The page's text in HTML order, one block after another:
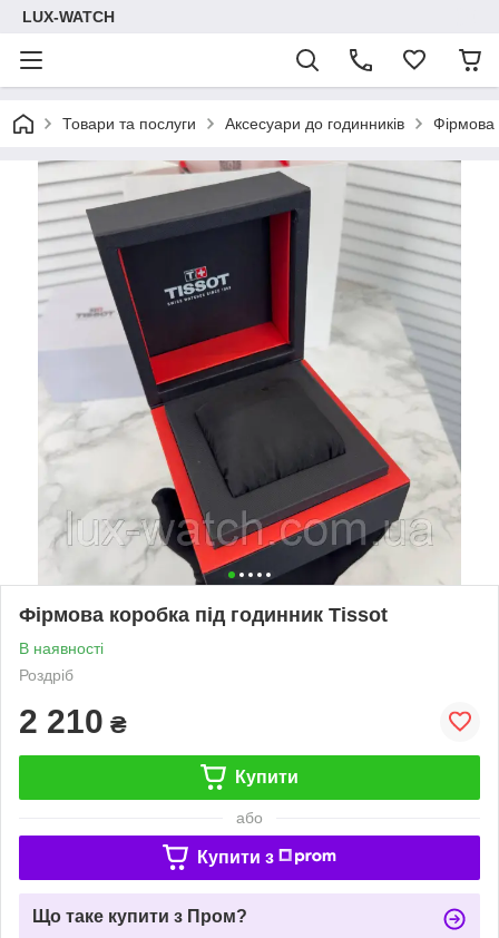
LUX-WATCH
Товари та послуги Аксесуари до годинників Фірмова
Фірмова коробка під годинник Tissot
В наявності
Роздріб
2 210 ₴
Купити
або
Купити з
Що таке купити з Пром?